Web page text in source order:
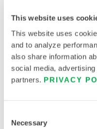
This website uses
This website uses
and to analyze
also share information
social media,
partners. PRIVACY
Selection
Necessary
CATÁLOGO DE
QUÍMICA